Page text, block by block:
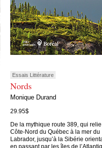
Essais Littérature
Nords
Monique Durand
29.95$
De la mythique route 389, qui
Côte-Nord du Québec à la mer du
Labrador, jusqu’à la Sibérie